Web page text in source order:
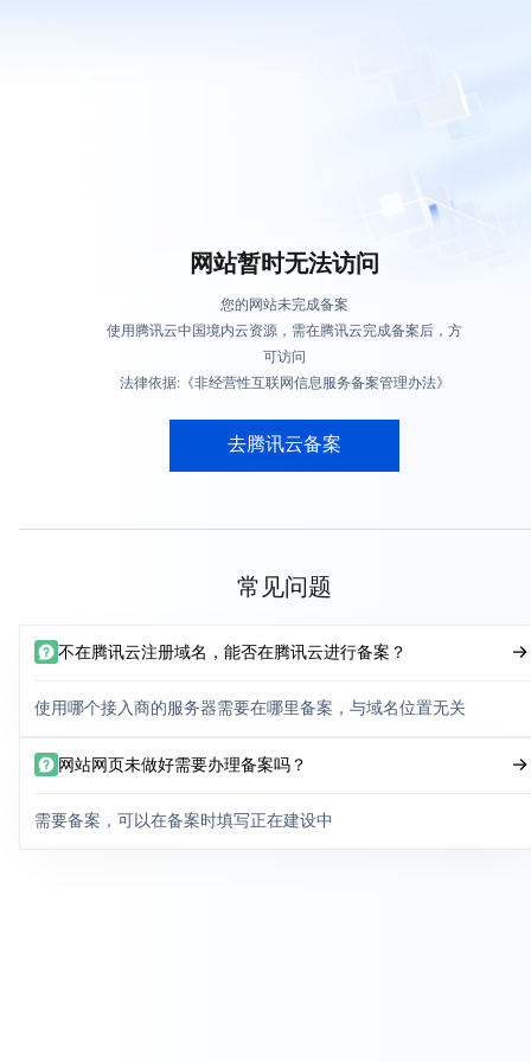
网站暂时无法访问
您的网站未完成备案
使用腾讯云中国境内云资源，需在腾讯云完成备案后，方
可访问
法律依据:《非经营性互联网信息服务备案管理办法》
去腾讯云备案
常见问题
不在腾讯云注册域名，能否在腾讯云进行备案？
使用哪个接入商的服务器需要在哪里备案，与域名位置无关
网站网页未做好需要办理备案吗？
需要备案，可以在备案时填写正在建设中